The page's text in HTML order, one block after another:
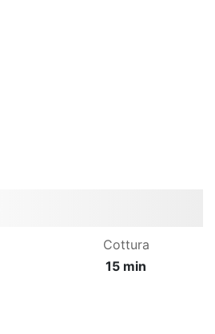
Cottura
15 min